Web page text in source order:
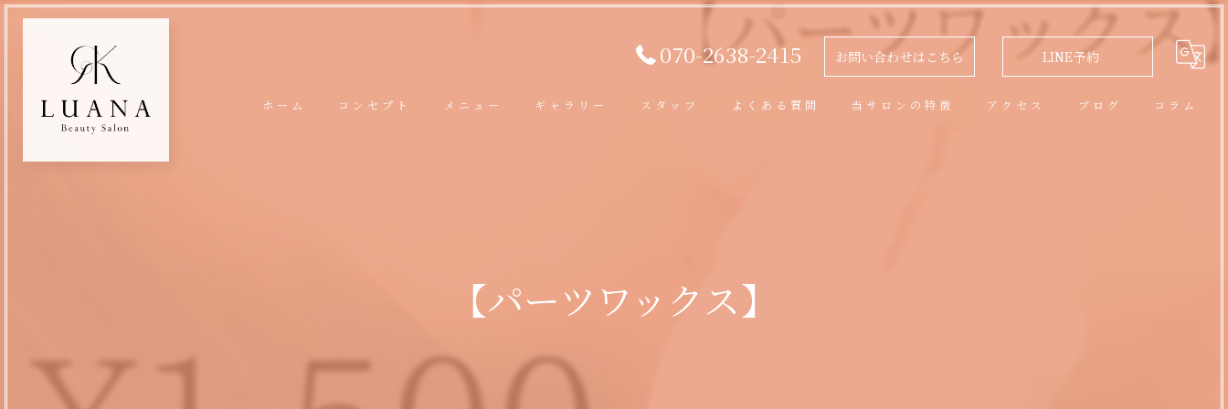
070-2638-2415 お問い合わせはこちら LINE予約
ホーム コンセプト メニュー ギャラリー スタッフ よくある質問 当サロンの特徴 アクセス ブログ コラム
【パーツワックス】